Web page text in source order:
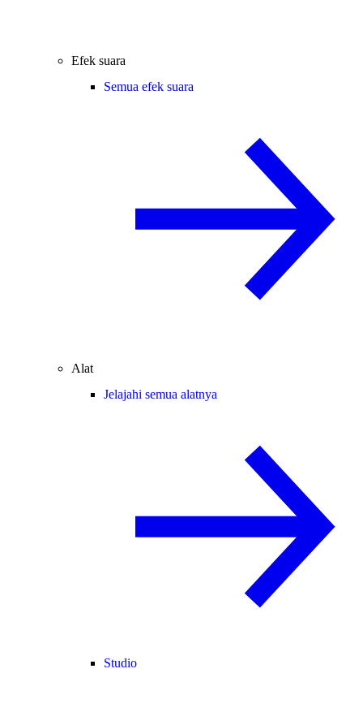
Efek suara
Semua efek suara
Alat
Jelajahi semua alatnya
Studio